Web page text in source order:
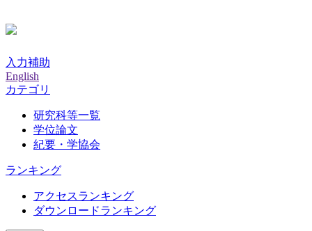
入力補助
English
カテゴリ
研究科等一覧
学位論文
紀要・学協会
ランキング
アクセスランキング
ダウンロードランキング